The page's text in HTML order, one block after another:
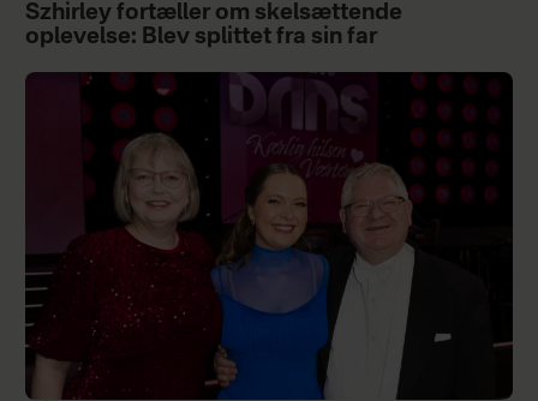
Szhirley fortæller om skelsættende
oplevelse: Blev splittet fra sin far